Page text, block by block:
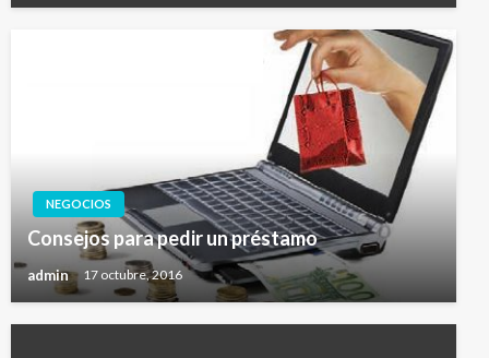
NEGOCIOS
Consejos para pedir un préstamo
admin 17 octubre, 2016